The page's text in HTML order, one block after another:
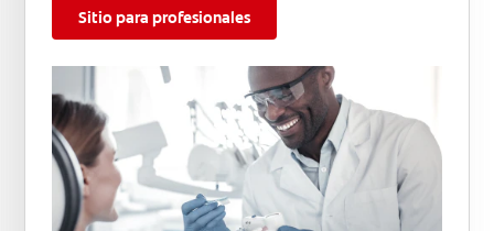
Sitio para profesionales